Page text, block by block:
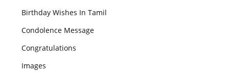
Birthday Wishes In Tamil
Condolence Message
Congratulations
Images